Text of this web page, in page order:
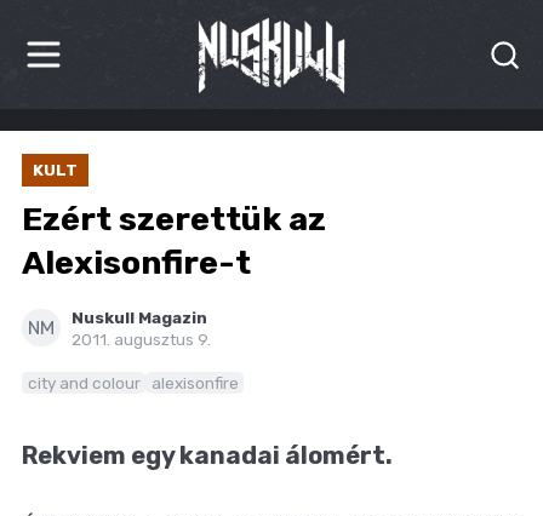
HÍREK
KRITIKÁK
BESZÁMOLÓK
MÁSVILÁG
KULT
Ezért szerettük az
Alexisonfire-t
NM
Nuskull Magazin
2011. augusztus 9.
city and colour alexisonfire
Rekviem egy kanadai álomért.